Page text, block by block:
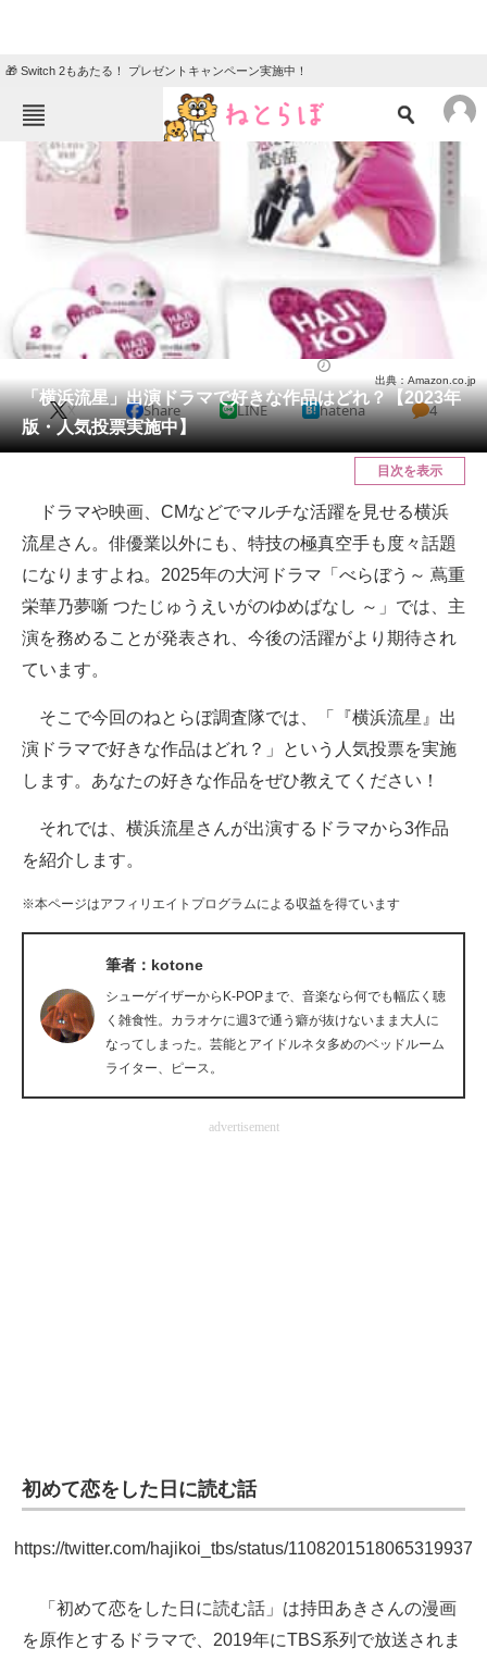
🎁 Switch 2もあたる！ プレゼントキャンペーン実施中！
ねとらぼメニュー
TOP ニュース
クイズ
教育・育児
動物 リサーチ
会員記事
メディア
ITの今と未来を見通す
スマホと通信の最新トレンド
進化するPCとデバイスの未来
好きが集まる 比べて選べる
ビジネスと働き方のヒント
経営リーダーのコミュニティ
マーケ×ITの今がよく分かる
ITエンジニア向け専門サイト
企業向けIT製品の総合サイト
IT製品の技術・比較・事例
製造業のIT導入・活用を支援
「横浜流星」出演ドラマで好きな作品はどれ？【2023年
版・人気投票実施中】
出典：Amazon.co.jp
X Share LINE hatena 4
目次を表示
ドラマや映画、CMなどでマルチな活躍を見せる横浜
流星さん。俳優業以外にも、特技の極真空手も度々話題
になりますよね。2025年の大河ドラマ「べらぼう～ 蔦重
栄華乃夢噺 つたじゅうえいがのゆめばなし ～」では、主
演を務めることが発表され、今後の活躍がより期待され
ています。
そこで今回のねとらぼ調査隊では、「『横浜流星』出
演ドラマで好きな作品はどれ？」という人気投票を実施
します。あなたの好きな作品をぜひ教えてください！
それでは、横浜流星さんが出演するドラマから3作品
を紹介します。
※本ページはアフィリエイトプログラムによる収益を得ています
筆者：kotone
シューゲイザーからK-POPまで、音楽なら何でも幅広く聴
く雑食性。カラオケに週3で通う癖が抜けないまま大人に
なってしまった。芸能とアイドルネタ多めのベッドルーム
ライター、ピース。
advertisement
初めて恋をした日に読む話
https://twitter.com/hajikoi_tbs/status/1108201518065319937
「初めて恋をした日に読む話」は持田あきさんの漫画
を原作とするドラマで、2019年にTBS系列で放送されま